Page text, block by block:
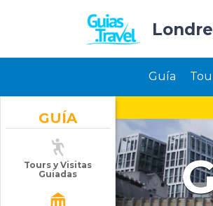
Guía
GUÍA
Tours y Visitas
Guiadas